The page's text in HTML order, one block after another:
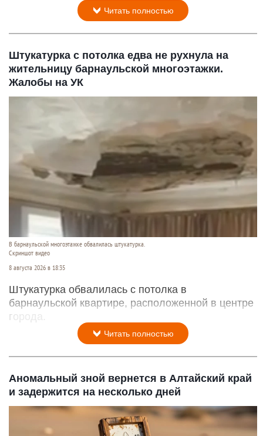
Читать полностью
Штукатурка с потолка едва не рухнула на
жительницу барнаульской многоэтажки.
Жалобы на УК
В барнаульской многоэтажке обвалилась штукатурка.
Скриншот видео
8 августа 2026 в 18:35
Штукатурка обвалилась с потолка в
барнаульской квартире, расположенной в центре
города.
Читать полностью
Аномальный зной вернется в Алтайский край
и задержится на несколько дней